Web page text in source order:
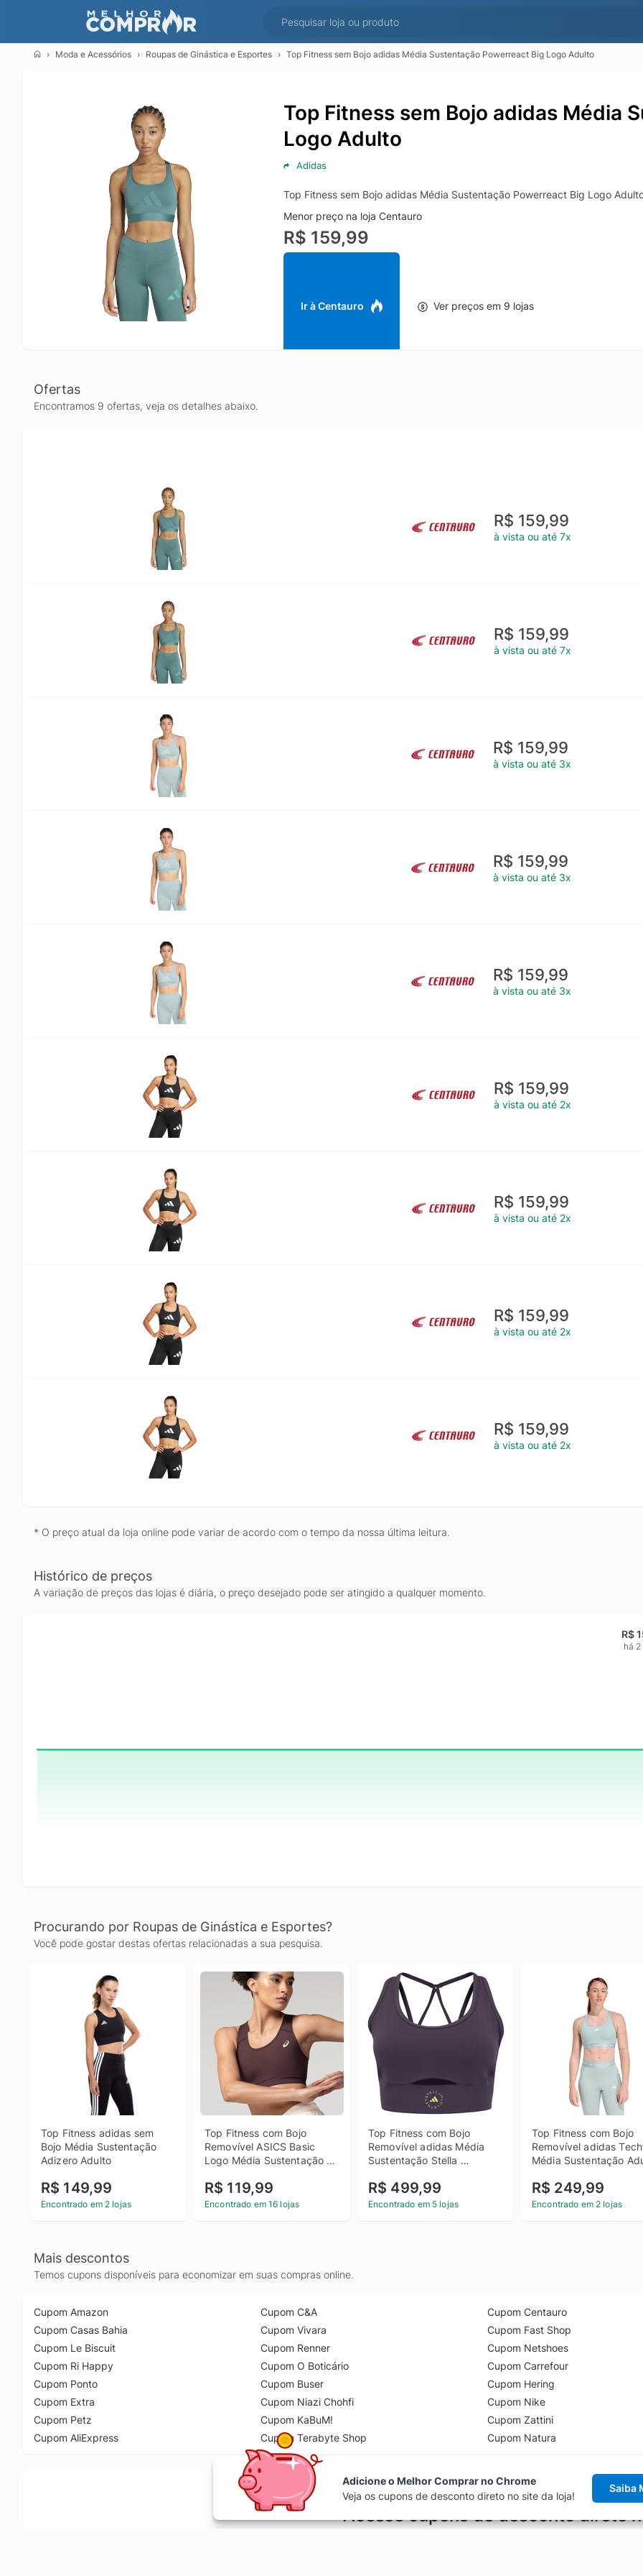
Moda e Acessórios Roupas de Ginástica e Esportes Top Fitness sem Bojo adidas Média Sustentação Powerreact Big Logo Adulto
Top Fitness sem Bojo adidas Média
Logo Adulto
Adidas
Top Fitness sem Bojo adidas Média Sustentação Powerreact Big Logo
Menor preço na loja Centauro
R$ 159,99
Ir à Centauro Ver preços em 9 lojas
Ofertas
Encontramos 9 ofertas, veja os detalhes abaixo.
R$ 159,99
à vista ou até 7x
R$ 159,99
à vista ou até 7x
R$ 159,99
à vista ou até 3x
R$ 159,99
à vista ou até 3x
R$ 159,99
à vista ou até 3x
R$ 159,99
à vista ou até 2x
R$ 159,99
à vista ou até 2x
R$ 159,99
à vista ou até 2x
R$ 159,99
à vista ou até 2x
* O preço atual da loja online pode variar de acordo com o tempo da nossa última leitura.
Histórico de preços
A variação de preços das lojas é diária, o preço desejado pode ser atingido a qualquer momento.
R$
há 2
Procurando por Roupas de Ginástica e Esportes?
Você pode gostar destas ofertas relacionadas a sua pesquisa.
Top Fitness adidas sem
Bojo Média Sustentação
Adizero Adulto
R$ 149,99
Encontrado em 2 lojas
Top Fitness com Bojo
Removível ASICS Basic
Logo Média Sustentação
R$ 119,99
Encontrado em 16 lojas
Top Fitness com Bojo
Removível adidas Média
Sustentação Stella
R$ 499,99
Encontrado em 5 lojas
Top Fitness com Bojo
Removível adidas
Média Sustentação
R$ 249,99
Encontrado em 2 lojas
Mais descontos
Temos cupons disponíveis para economizar em suas compras online.
Cupom Amazon
Cupom Casas Bahia
Cupom Le Biscuit
Cupom Ri Happy
Cupom Ponto
Cupom Extra
Cupom Petz
Cupom AliExpress
Cupom C&A
Cupom Vivara
Cupom Renner
Cupom O Boticário
Cupom Buser
Cupom Niazi Chohfi
Cupom KaBuM!
Cupom Terabyte Shop
Cupom Centauro
Cupom Fast Shop
Cupom Netshoes
Cupom Carrefour
Cupom Hering
Cupom Nike
Cupom Zattini
Cupom Natura
Acesse cupons de desconto direto
Adicione o Melhor Comprar no Chrome
Veja os cupons de desconto direto no site da loja!
Saiba